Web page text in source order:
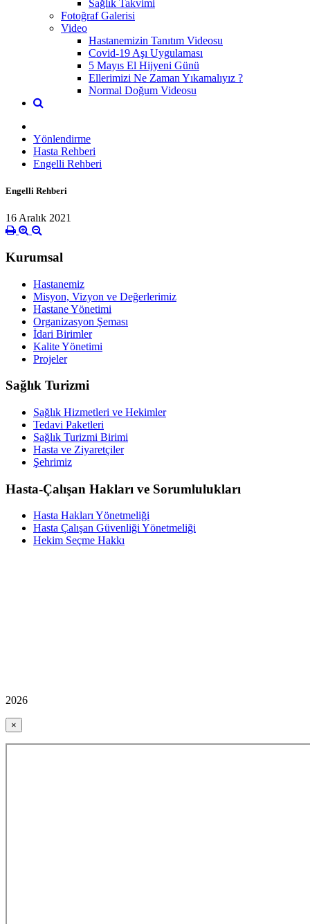
Sağlık Takvimi
Fotoğraf Galerisi
Video
Hastanemizin Tanıtım Videosu
Covid-19 Aşı Uygulaması
5 Mayıs El Hijyeni Günü
Ellerimizi Ne Zaman Yıkamalıyız ?
Normal Doğum Videosu
Yönlendirme
Hasta Rehberi
Engelli Rehberi
Engelli Rehberi
16 Aralık 2021
Kurumsal
Hastanemiz
Misyon, Vizyon ve Değerlerimiz
Hastane Yönetimi
Organizasyon Şeması
İdari Birimler
Kalite Yönetimi
Projeler
Sağlık Turizmi
Sağlık Hizmetleri ve Hekimler
Tedavi Paketleri
Sağlık Turizmi Birimi
Hasta ve Ziyaretçiler
Şehrimiz
Hasta-Çalışan Hakları ve Sorumlulukları
Hasta Hakları Yönetmeliği
Hasta Çalışan Güvenliği Yönetmeliği
Hekim Seçme Hakkı
2026
×